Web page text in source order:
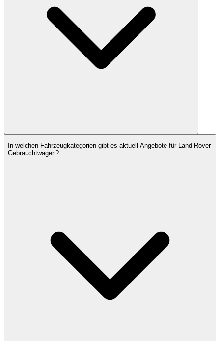
In welchen Fahrzeugkategorien gibt es aktuell Angebote für Land Rover
Gebrauchtwagen?